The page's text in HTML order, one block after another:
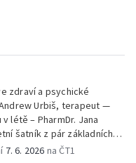
zdraví a psychické
Urbiš, terapeut —
létě – PharmDr. Jana
šatník z pár základních
stylista —
7. 6. 2026 na ČT1